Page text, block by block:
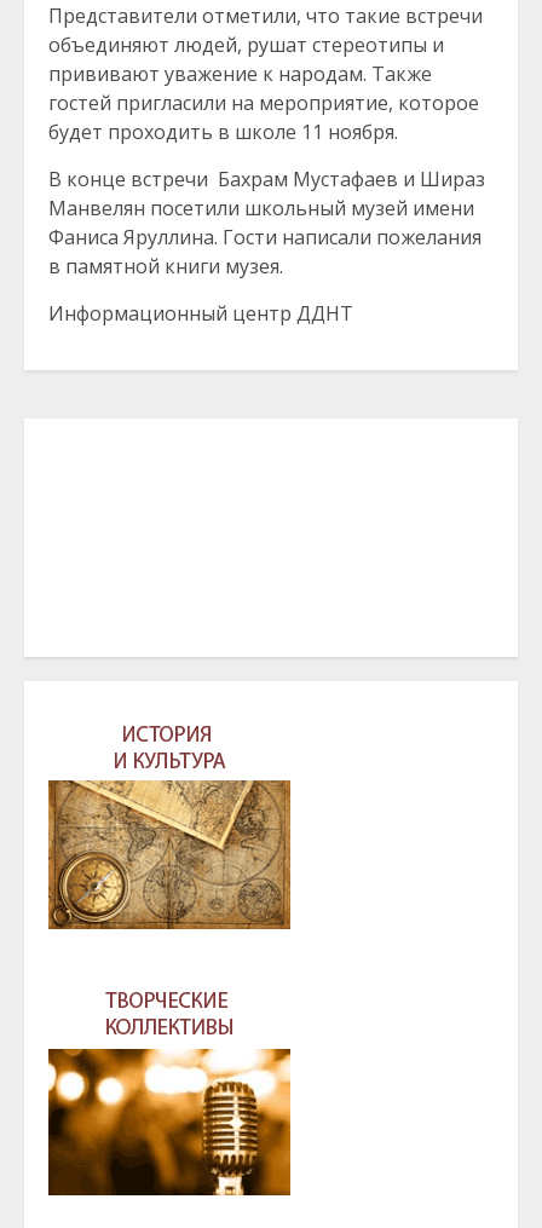
Представители отметили, что такие встречи
объединяют людей, рушат стереотипы и
прививают уважение к народам. Также
гостей пригласили на мероприятие, которое
будет проходить в школе 11 ноября.
В конце встречи Бахрам Мустафаев и Шираз
Манвелян посетили школьный музей имени
Фаниса Яруллина. Гости написали пожелания
в памятной книги музея.
Информационный центр ДДНТ